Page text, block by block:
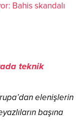
Bahis skandalı
teknik
elenişlerin
başına